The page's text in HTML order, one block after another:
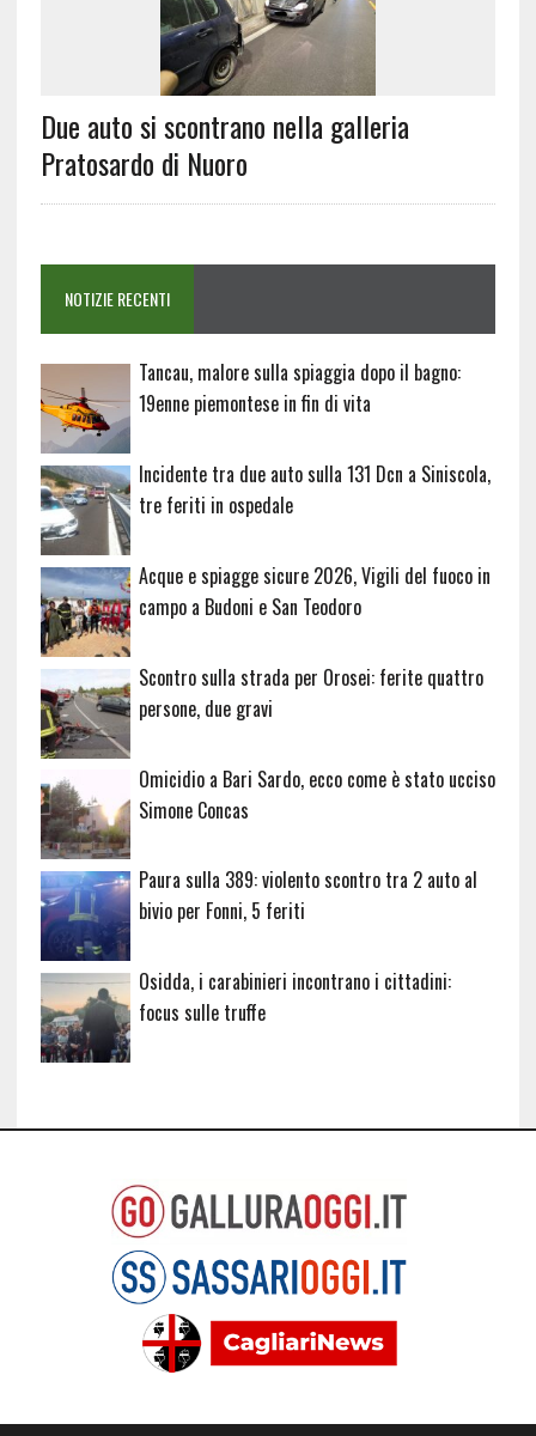
Due auto si scontrano nella galleria
Pratosardo di Nuoro
NOTIZIE RECENTI
Tancau, malore sulla spiaggia dopo il bagno:
19enne piemontese in fin di vita
Incidente tra due auto sulla 131 Dcn a Siniscola,
tre feriti in ospedale
Acque e spiagge sicure 2026, Vigili del fuoco in
campo a Budoni e San Teodoro
Scontro sulla strada per Orosei: ferite quattro
persone, due gravi
Omicidio a Bari Sardo, ecco come è stato ucciso
Simone Concas
Paura sulla 389: violento scontro tra 2 auto al
bivio per Fonni, 5 feriti
Osidda, i carabinieri incontrano i cittadini:
focus sulle truffe